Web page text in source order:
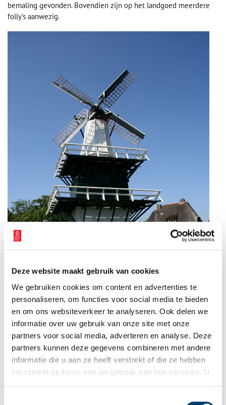
Deze website maakt gebruik van cookies
We gebruiken cookies om content en advertenties te
personaliseren, om functies voor social media te bieden
en om ons websiteverkeer te analyseren. Ook delen we
informatie over uw gebruik van onze site met onze
partners voor social media, adverteren en analyse. Deze
partners kunnen deze gegevens combineren met andere
informatie die u aan ze heeft verstrekt of die ze hebben
verzameld op basis van uw gebruik van hun services. U
bemaling gevonden. Bovendien zijn op het landgoed meerdere
folly’s aanwezig.
Heemstede: Groenendaalse Molen. Beeld:Wikimedia Commons, CC BY-SA 2.5.
Andere theorie
Volgens de Stichting Molens Zuid-Kennemerland liet John Hope